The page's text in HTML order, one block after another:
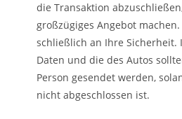
die Transaktion
großzügiges Angebot machen.
schließlich an Ihre Sicherheit.
Daten und die des Autos
Person gesendet werden,
nicht abgeschlossen ist.